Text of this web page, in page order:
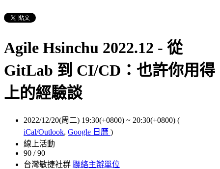
Agile Hsinchu 2022.12 - 從
GitLab 到 CI/CD：也許你用得
上的經驗談
2022/12/20(周二) 19:30(+0800) ~ 20:30(+0800) (
iCal/Outlook, Google 日曆 )
線上活動
90 / 90
台灣敏捷社群 聯絡主辦單位